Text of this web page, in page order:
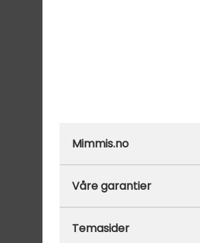
Mimmis.no
Ofte stilte spørsmål
Vår miljøpolicy
Våre garantier
Temasider